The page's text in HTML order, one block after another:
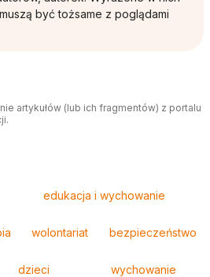
być tożsame z poglądami
artykułów (lub ich fragmentów) z portalu
edukacja i wychowanie
wolontariat bezpieczeństwo
dzieci wychowanie